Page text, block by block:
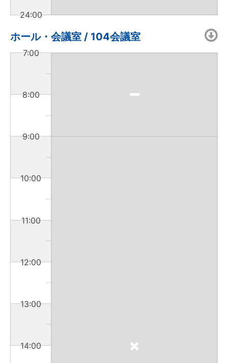
24:00
ホール・会議室 / 104会議室
7:00
8:00
9:00
10:00
11:00
12:00
13:00
14:00